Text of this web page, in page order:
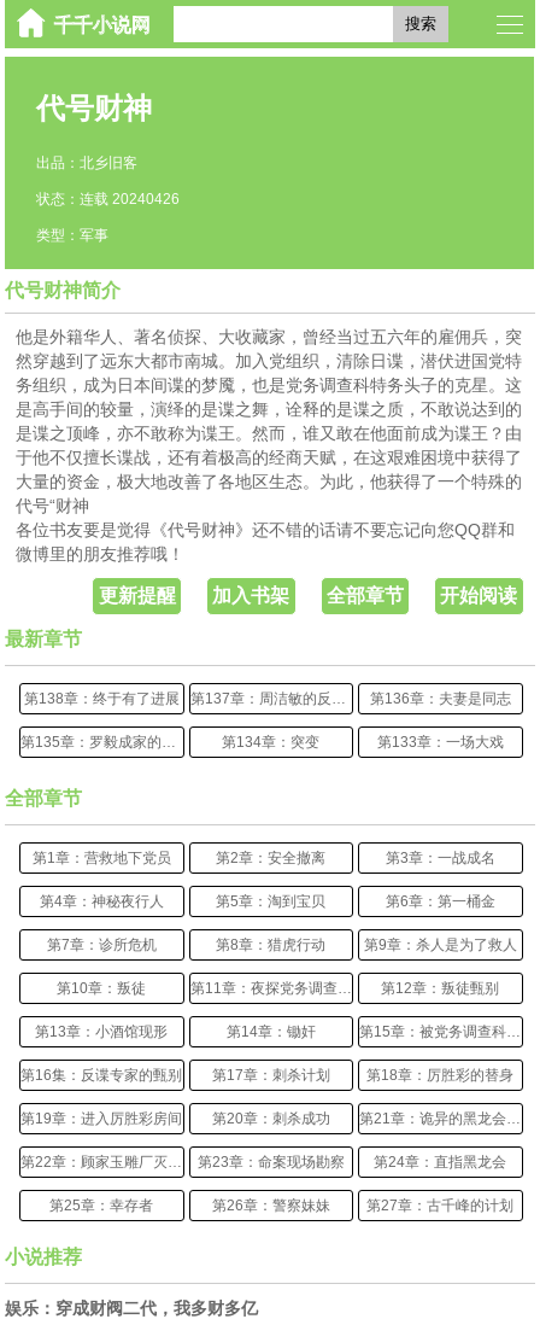
搜索
代号财神
出品：北乡旧客
状态：连载 20240426
类型：军事
代号财神简介
他是外籍华人、著名侦探、大收藏家，曾经当过五六年的雇佣兵，突
然穿越到了远东大都市南城。加入党组织，清除日谍，潜伏进国党特
务组织，成为日本间谍的梦魇，也是党务调查科特务头子的克星。这
是高手间的较量，演绎的是谍之舞，诠释的是谍之质，不敢说达到的
是谍之顶峰，亦不敢称为谍王。然而，谁又敢在他面前成为谍王？由
于他不仅擅长谍战，还有着极高的经商天赋，在这艰难困境中获得了
大量的资金，极大地改善了各地区生态。为此，他获得了一个特殊的
代号“财神
各位书友要是觉得《代号财神》还不错的话请不要忘记向您QQ群和
微博里的朋友推荐哦！
开始阅读
全部章节
加入书架
更新提醒
最新章节
第138章：终于有了进展 第137章：周洁敏的反跟踪 第136章：夫妻是同志
第135章：罗毅成家的困局 第134章：突变 第133章：一场大戏
全部章节
第1章：营救地下党员 第2章：安全撤离 第3章：一战成名
第4章：神秘夜行人 第5章：淘到宝贝 第6章：第一桶金
第7章：诊所危机 第8章：猎虎行动 第9章：杀人是为了救人
第10章：叛徒 第12章：叛徒甄别
第13章：小酒馆现形 第14章：锄奸 第15章：被党务调查科盯上
第16集：反谍专家的甄别 第17章：刺杀计划 第18章：厉胜彩的替身
第19章：进入厉胜彩房间 第20章：刺杀成功 第21章：诡异的黑龙会忍者
第23章：命案现场勘察 第24章：直指黑龙会
第25章：幸存者 第26章：警察妹妹 第27章：古千峰的计划
小说推荐
娱乐：穿成财阀二代，我多财多亿